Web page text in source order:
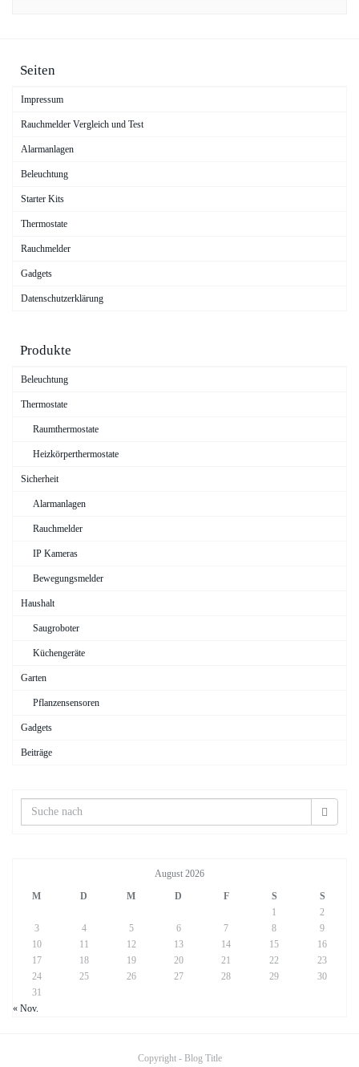
Seiten
Impressum
Rauchmelder Vergleich und Test
Alarmanlagen
Beleuchtung
Starter Kits
Thermostate
Rauchmelder
Gadgets
Datenschutzerklärung
Produkte
Beleuchtung
Thermostate
Raumthermostate
Heizkörperthermostate
Sicherheit
Alarmanlagen
Rauchmelder
IP Kameras
Bewegungsmelder
Haushalt
Saugroboter
Küchengeräte
Garten
Pflanzensensoren
Gadgets
Beiträge
August 2026
M
D M D F S
S
1
2
3
4 5 6 7 8
9
10
11 12 13 14 15
16
17
18 19 20 21 22
23
24
25 26 27 28 29
30
31
« Nov.
Copyright - Blog Title